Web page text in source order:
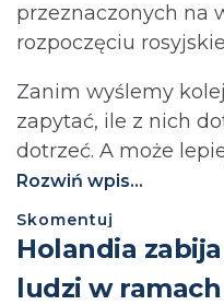
przeznaczonych na
rozpoczęciu
Zanim wyślemy
zapytać, ile z nich
dotrzeć. A może
Rozwiń wpis...
Skomentuj
Holandia
ludzi w